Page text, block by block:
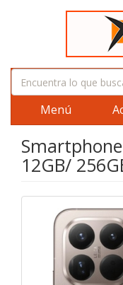
Menú
12GB/